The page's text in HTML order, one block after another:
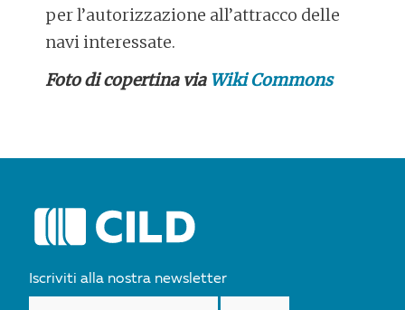
per l’autorizzazione all’attracco delle
navi interessate.
Foto di copertina via Wiki Commons
POST
Iscriviti alla nostra newsletter